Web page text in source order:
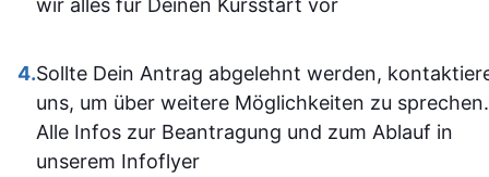
jetzt
sicherer.
wir alles für Deinen Kursstart vor
4.Sollte Dein Antrag abgelehnt werden,
uns, um über weitere Möglichkeiten zu sprechen.
Alle Infos zur Beantragung und zum Ablauf in
unserem Infoflyer